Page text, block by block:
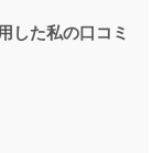
した私の口コミ